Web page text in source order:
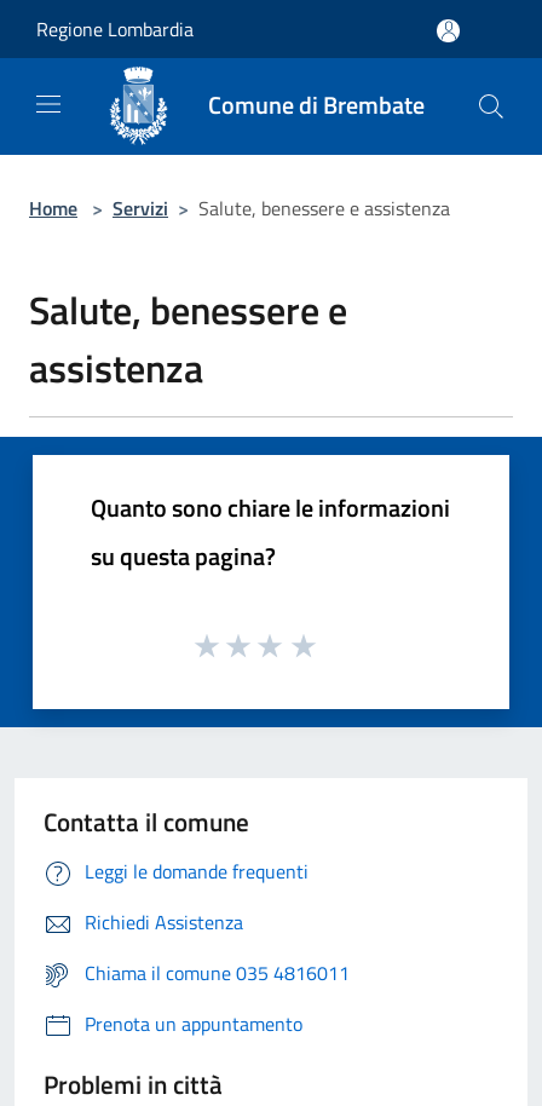
Regione Lombardia
Comune di Brembate
Home > Servizi > Salute, benessere e assistenza
Salute, benessere e
assistenza
Quanto sono chiare le informazioni
su questa pagina?
Contatta il comune
Leggi le domande frequenti
Richiedi Assistenza
Chiama il comune 035 4816011
Prenota un appuntamento
Problemi in città